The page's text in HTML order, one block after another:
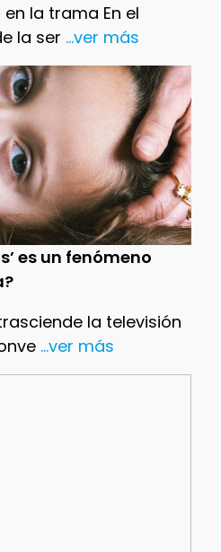
la trama En el
la ser ...ver más
es un fenómeno
la televisión
...ver más